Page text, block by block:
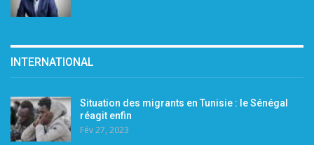
INTERNATIONAL
Situation des migrants en Tunisie : le Sénégal
réagit enfin
Fév 27, 2023